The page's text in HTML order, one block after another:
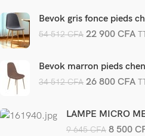
Bevok gris fonce pieds
54 512CFA 22 900CFA
Bevok marron pieds
34 512CFA 26 800CFA
LAMPE MICRO
9 645CFA 8 500